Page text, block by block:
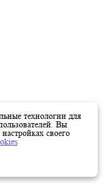
Просто добавьте
перейдите на
заказанных
заказ» или
технологии для
Вы
своего